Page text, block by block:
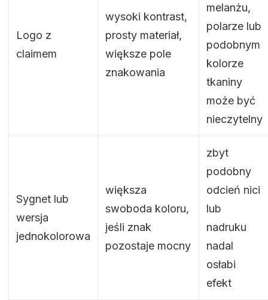
Logo z
claimem
wysoki kontrast,
prosty materiał,
większe pole
znakowania
melanżu,
polarze lub
podobnym
kolorze
tkaniny
może być
nieczytelny
Sygnet lub
wersja
jednokolorowa
większa
swoboda koloru,
jeśli znak
pozostaje mocny
zbyt
podobny
odcień nici
lub
nadruku
nadal
osłabi
efekt